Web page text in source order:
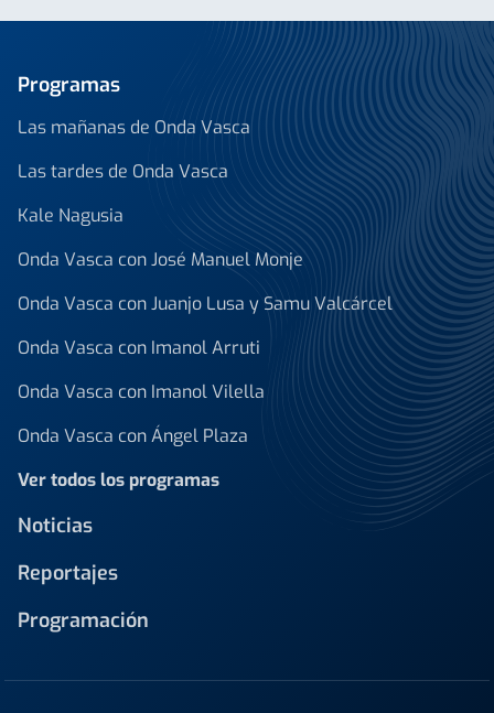
Programas
Las mañanas de Onda Vasca
Las tardes de Onda Vasca
Kale Nagusia
Onda Vasca con José Manuel Monje
Onda Vasca con Juanjo Lusa y Samu Valcárcel
Onda Vasca con Imanol Arruti
Onda Vasca con Imanol Vilella
Onda Vasca con Ángel Plaza
Ver todos los programas
Noticias
Reportajes
Programación